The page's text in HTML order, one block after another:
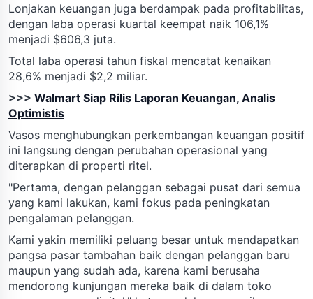
Lonjakan keuangan juga berdampak pada profitabilitas,
dengan laba operasi kuartal keempat naik 106,1%
menjadi $606,3 juta.
Total laba operasi tahun fiskal mencatat kenaikan
28,6% menjadi $2,2 miliar.
>>> Walmart Siap Rilis Laporan Keuangan, Analis
Optimistis
Vasos menghubungkan perkembangan keuangan positif
ini langsung dengan perubahan operasional yang
diterapkan di properti ritel.
"Pertama, dengan pelanggan sebagai pusat dari semua
yang kami lakukan, kami fokus pada peningkatan
pengalaman pelanggan.
Kami yakin memiliki peluang besar untuk mendapatkan
pangsa pasar tambahan baik dengan pelanggan baru
maupun yang sudah ada, karena kami berusaha
mendorong kunjungan mereka baik di dalam toko